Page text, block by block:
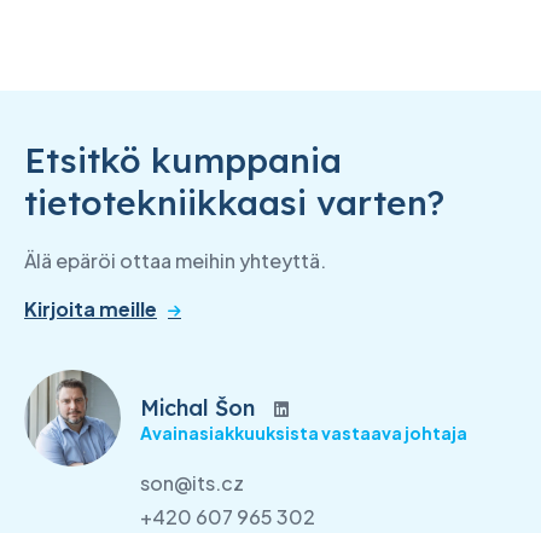
Etsitkö kumppania
tietotekniikkaasi varten?
Älä epäröi ottaa meihin yhteyttä.
Kirjoita meille
Michal Šon
Avainasiakkuuksista vastaava johtaja
son@its.cz
+420 607 965 302